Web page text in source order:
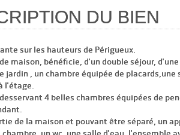
DU BIEN
sur les hauteurs de Périgueux.
maison, bénéficie, d'un double séjour,
jardin , un chambre équipée de placards,une
l'étage.
4 belles chambres équipées de
de la maison et pouvant être séparé, un